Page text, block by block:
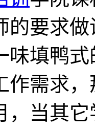
的要求
味填鸭
作需求
，当其